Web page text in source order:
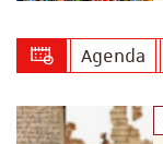
Agenda